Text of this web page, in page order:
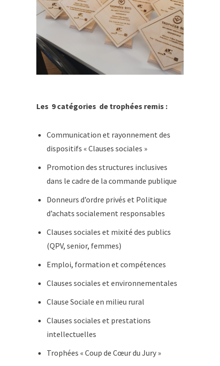
Les 9 catégories de trophées remis :
Communication et rayonnement des
dispositifs « Clauses sociales »
Promotion des structures inclusives
dans le cadre de la commande publique
Donneurs d’ordre privés et Politique
d’achats socialement responsables
Clauses sociales et mixité des publics
(QPV, senior, femmes)
Emploi, formation et compétences
Clauses sociales et environnementales
Clause Sociale en milieu rural
Clauses sociales et prestations
intellectuelles
Trophées « Coup de Cœur du Jury »